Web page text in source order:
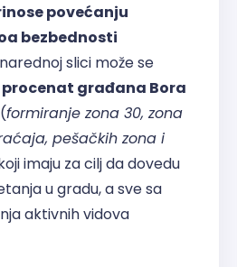
povećanju
bezbednosti
slici može se
građana Bora
(formiranje zona 30, zona
pešačkih zona i
imaju za cilj da dovedu
u gradu, a sve sa
aktivnih vidova